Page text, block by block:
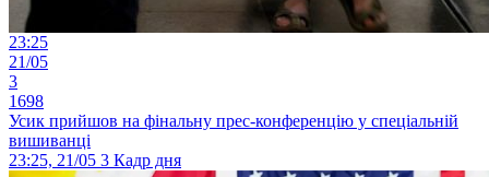
23:25
21/05
3
1698
Усик прийшов на фінальну прес-конференцію у спеціальній
вишиванці
23:25, 21/05 3 Кадр дня